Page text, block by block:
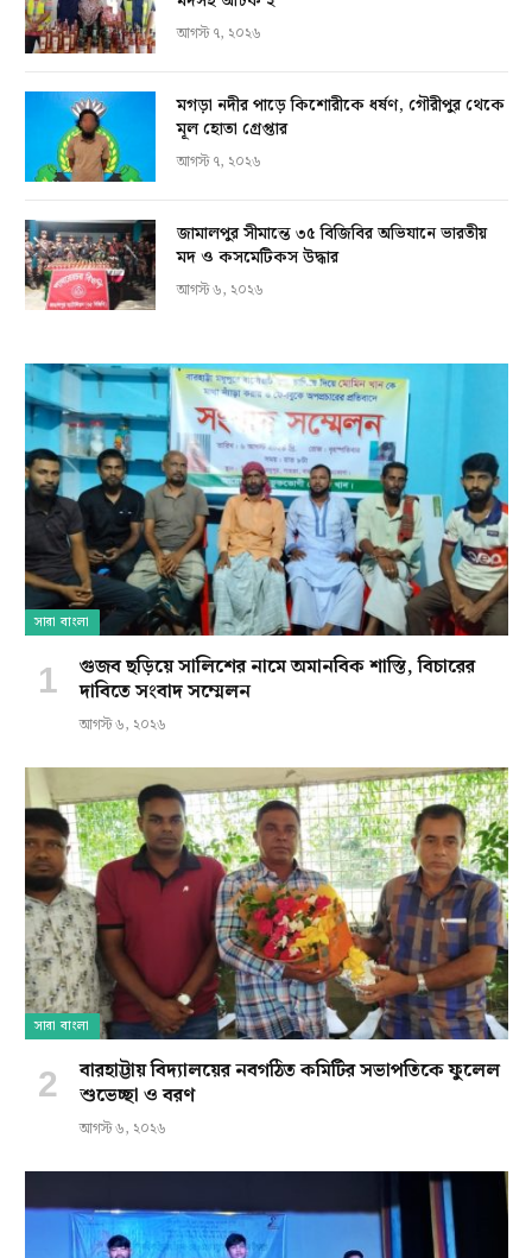
আগস্ট ৭, ২০২৬
মগড়া নদীর পাড়ে কিশোরীকে ধর্ষণ, গৌরীপুর থেকে
মূল হোতা গ্রেপ্তার
আগস্ট ৭, ২০২৬
জামালপুর সীমান্তে ৩৫ বিজিবির অভিযানে ভারতীয়
মদ ও কসমেটিকস উদ্ধার
আগস্ট ৬, ২০২৬
সারা বাংলা
গুজব ছড়িয়ে সালিশের নামে অমানবিক শাস্তি, বিচারের
দাবিতে সংবাদ সম্মেলন
আগস্ট ৬, ২০২৬
সারা বাংলা
বারহাট্টায় বিদ্যালয়ের নবগঠিত কমিটির সভাপতিকে ফুলেল
শুভেচ্ছা ও বরণ
আগস্ট ৬, ২০২৬